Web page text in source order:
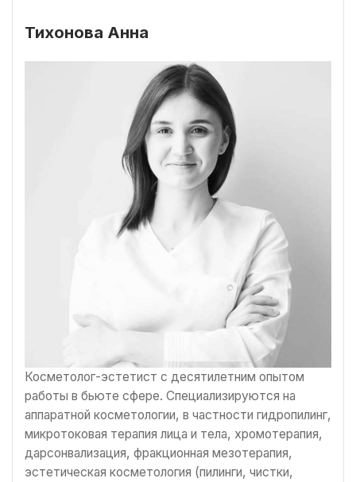
Тихонова Анна
Косметолог-эстетист с десятилетним опытом
работы в бьюте сфере. Специализируются на
аппаратной косметологии, в частности гидропилинг,
микротоковая терапия лица и тела, хромотерапия,
дарсонвализация, фракционная мезотерапия,
эстетическая косметология (пилинги, чистки,